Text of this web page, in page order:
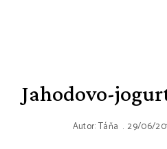
Jahodovo-
Autor:Táňa 29/06/